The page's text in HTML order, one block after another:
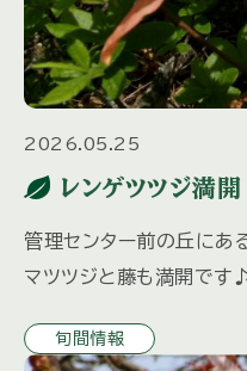
2026.05.25
レンゲツツジ満開
管理センター前の丘にあ
マツツジと藤も満開で
旬間情報